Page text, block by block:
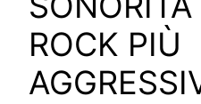
ROCK PIÙ